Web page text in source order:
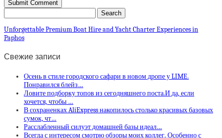
Unforgettable Premium Boat Hire and Yacht Charter Experiences in
Paphos
Свежие записи
Осень в стиле городского сафари в новом дропе у LIME.
Понравился блейз…
Ловите подборку топов из сегодняшнего поста.И да, если
хочется, чтобы …
В сохраненках AliExpress накопилось столько красивых базовых
сумок, чт…
Расслабленный силуэт домашней базы идеал…
Всегда с интересом смотрю обзоры моих коллег. Особенно с